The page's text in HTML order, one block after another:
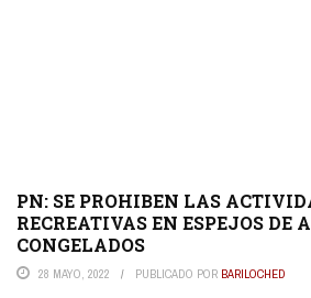
PN: SE PROHIBEN LAS
RECREATIVAS EN ESPEJOS DE
CONGELADOS
28 MAYO, 2022 PUBLICADO POR BARILOCHED